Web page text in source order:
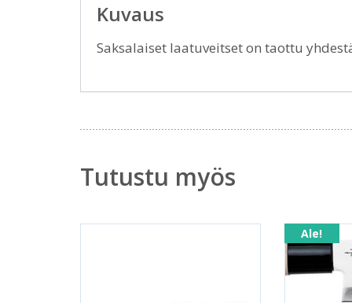
Kuvaus
Saksalaiset laatuveitset on taottu
Tutustu myös
Ale!